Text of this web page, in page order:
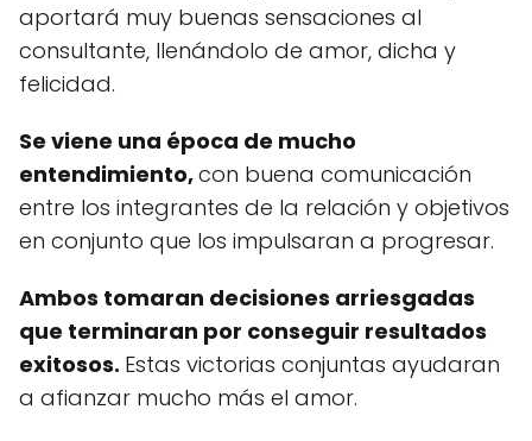
aportará muy buenas sensaciones al
consultante, llenándolo de amor, dicha y
felicidad.
Se viene una época de mucho
entendimiento,con buena comunicación
entre los integrantes de la relación y objetivos
en conjunto que los impulsaran a progresar.
Ambos tomaran decisiones arriesgadas
que terminaran por conseguir resultados
exitosos. Estas victorias conjuntas ayudaran
a afianzar mucho más el amor.